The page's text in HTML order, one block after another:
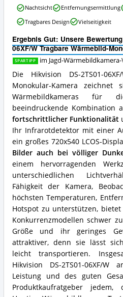
diese
Jagd-
Wärmebildkamera
erhältlich?
Ergebnis Gut: Unsere
06XF/W Tragbare Wärmebild-
SPARTIPP im Jagd-Wärmebildkamera-
Die Hikvision DS-2TS01-
Monokular-Kamera
Wärmebildkameras
beeindruckende Kombination
fortschrittlicher Funktionalität
Ihr Infrarotdetektor mit einer
ein großes 720x540 LCOS-
Bilder auch bei völliger
einem hervorragenden
unterschiedlichen
Fähigkeit der Kamera,
höchsten Temperaturen,
Hotspot zu unterstützen,
Konkurrenzmodellen schwer
Größe und ihr geringes
attraktiver, denn sie lässt
leicht transportieren.
Hikvision DS-2TS01-06XF/
Leistung und des guten
Produktkaufratgeber
Hikvision
DS-
2TS01-
Tragbare
Wärmebild-
Monokular-
Kamera
Vorteile:
Was
spricht
für
diese
Jagd-
Wärmebildkamera?
Nachtsicht Entfernungsermittlung
Tragbares Design
Vielseitigkeit